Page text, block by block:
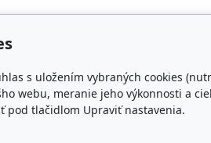
118 666
s uložením vybraných cookies
webu, meranie jeho výkonnosti a
pod tlačidlom Upraviť nastavenia.